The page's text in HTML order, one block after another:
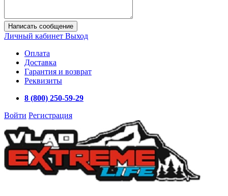
Написать сообщение
Личный кабинет Выход
Оплата
Доставка
Гарантия и возврат
Реквизиты
8 (800) 250-59-29
Войти Регистрация